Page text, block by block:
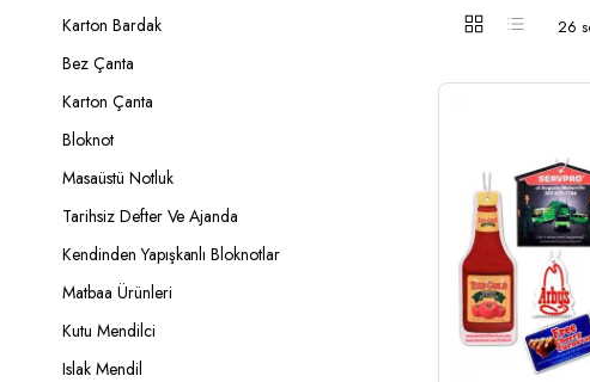
26
Karton Bardak
Bez Çanta
Karton Çanta
Bloknot
Masaüstü Notluk
Tarihsiz Defter Ve Ajanda
Kendinden Yapışkanlı Bloknotlar
Matbaa Ürünleri
Kutu Mendilci
Islak Mendil